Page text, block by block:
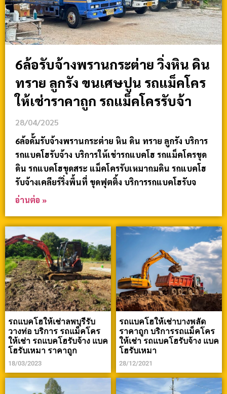
6ล้อรับจ้างพรานกระต่าย วิ่งหิน ดิน
ทราย ลูกรัง ขนเศษปูน รถแม็คโคร
ให้เช่าราคาถูก รถแม็คโครรับจ้า
28/04/2025
6ล้อดั้มรับจ้างพรานกระต่าย หิน ดิน ทราย ลูกรัง บริการ
รถแบคโฮรับจ้าง บริการให้เช่ารถแบคโฮ รถแม็คโครขุด
ดิน รถแบคโฮขุดสระ แม็คโครรับเหมาถมดิน รถแบคโฮ
รับจ้างเคลียร์ริ่งพื้นที่ ขุดฟุตติ้ง บริการรถแบคโฮรับจ
อ่านต่อ »
รถแบคโฮให้เช่าลพบุรีรับ
วางท่อ บริการ รถแม็คโคร
ให้เช่า รถแบคโฮรับจ้าง แบค
โฮรับเหมา ราคาถูก
18/03/2023
รถแบคโฮให้เช่าบางพลัด
ราคาถูก บริการรถแม็คโคร
ให้เช่า รถแบคโฮรับจ้าง แบค
โฮรับเหมา
28/12/2021